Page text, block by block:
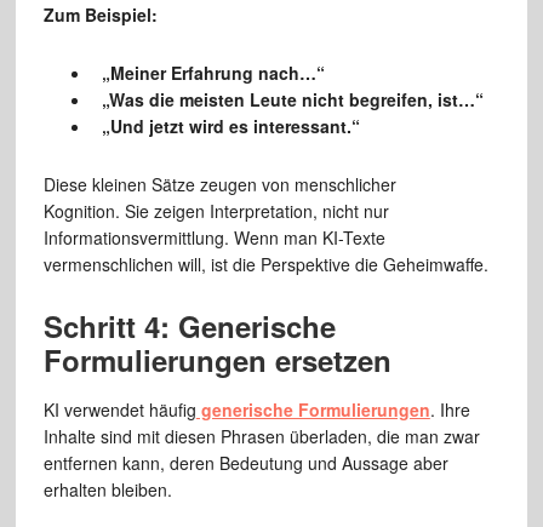
Zum Beispiel:
„Meiner Erfahrung nach…“
„Was die meisten Leute nicht begreifen, ist…“
„Und jetzt wird es interessant.“
Diese kleinen Sätze zeugen von menschlicher
Kognition. Sie zeigen Interpretation, nicht nur
Informationsvermittlung. Wenn man KI-Texte
vermenschlichen will, ist die Perspektive die Geheimwaffe.
Schritt 4: Generische
Formulierungen ersetzen
KI verwendet häufig generische Formulierungen. Ihre
Inhalte sind mit diesen Phrasen überladen, die man zwar
entfernen kann, deren Bedeutung und Aussage aber
erhalten bleiben.